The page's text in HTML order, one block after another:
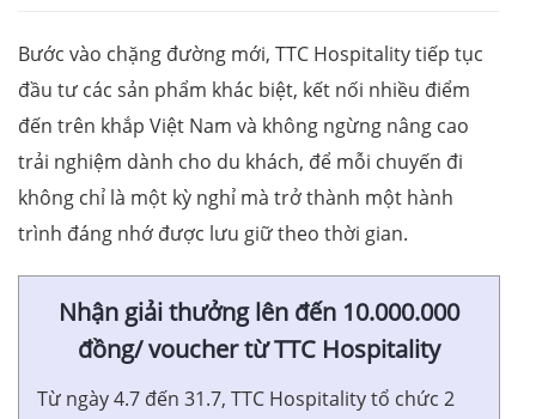
Bước vào chặng đường mới, TTC Hospitality tiếp tục
đầu tư các sản phẩm khác biệt, kết nối nhiều điểm
đến trên khắp Việt Nam và không ngừng nâng cao
trải nghiệm dành cho du khách, để mỗi chuyến đi
không chỉ là một kỳ nghỉ mà trở thành một hành
trình đáng nhớ được lưu giữ theo thời gian.
Nhận giải thưởng lên đến 10.000.000
đồng/ voucher từ TTC Hospitality
Từ ngày 4.7 đến 31.7, TTC Hospitality tổ chức 2